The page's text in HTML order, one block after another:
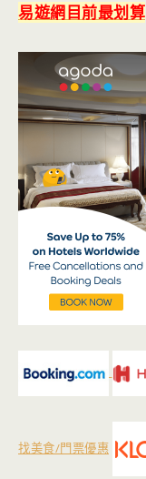
易遊網目前最划算
找美食/門票優惠